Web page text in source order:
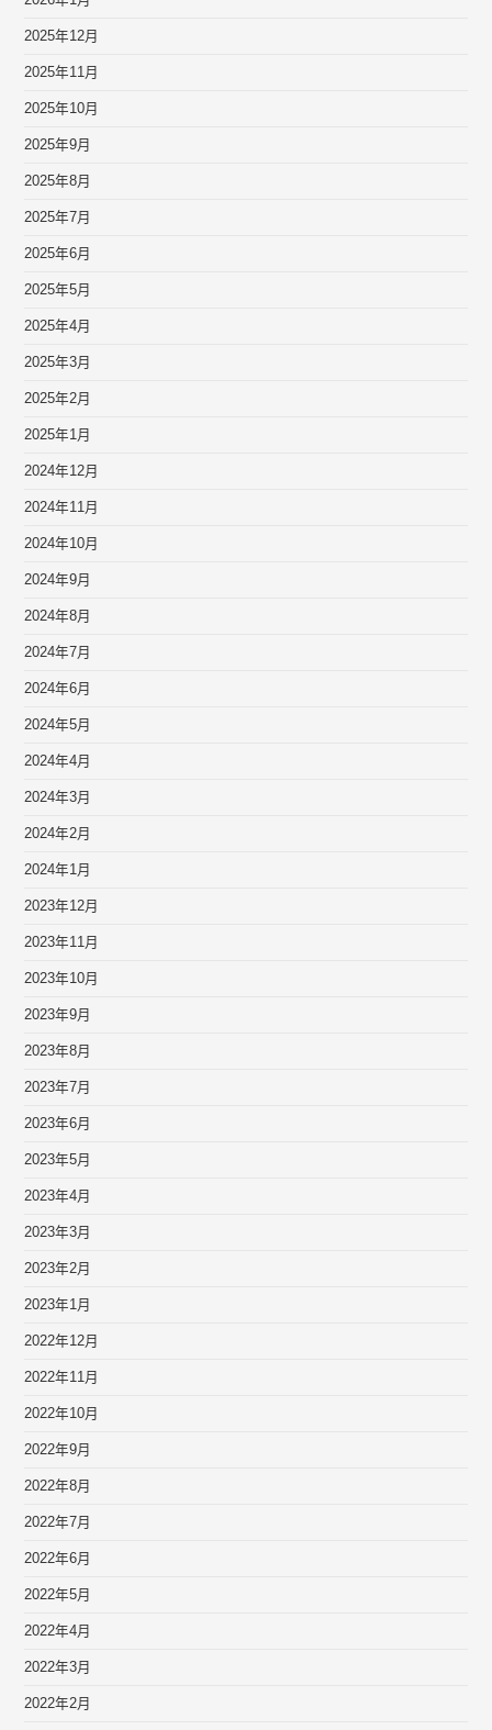
2025年12月
2025年11月
2025年10月
2025年9月
2025年8月
2025年7月
2025年6月
2025年5月
2025年4月
2025年3月
2025年2月
2025年1月
2024年12月
2024年11月
2024年10月
2024年9月
2024年8月
2024年7月
2024年6月
2024年5月
2024年4月
2024年3月
2024年2月
2024年1月
2023年12月
2023年11月
2023年10月
2023年9月
2023年8月
2023年7月
2023年6月
2023年5月
2023年4月
2023年3月
2023年2月
2023年1月
2022年12月
2022年11月
2022年10月
2022年9月
2022年8月
2022年7月
2022年6月
2022年5月
2022年4月
2022年3月
2022年2月